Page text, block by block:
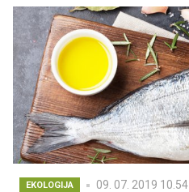
EKOLOGIJA 09. 07. 2019 10.54